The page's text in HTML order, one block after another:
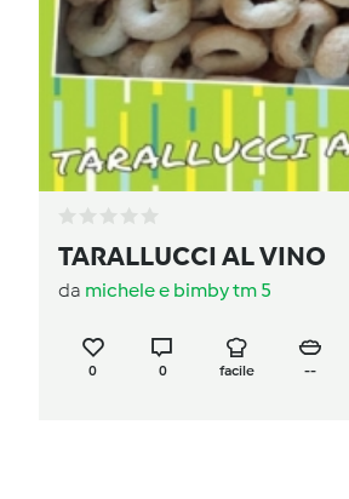
TARALLUCCI AL VINO
da michele e bimby tm 5
0 0 facile --